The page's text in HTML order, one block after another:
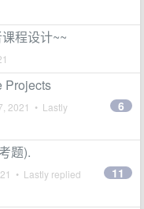
程设计~~
Projects
2021 • Lastly
6
题).
• Lastly replied
11